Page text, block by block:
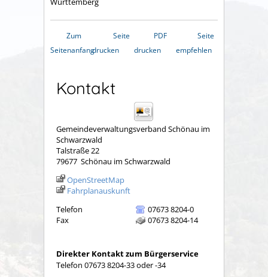
Zum
Seitenanfang
Seite
drucken
PDF
drucken
Seite
empfehlen
Kontakt
Gemeindeverwaltungsverband Schönau im
Schwarzwald
Talstraße 22
79677 Schönau im Schwarzwald
OpenStreetMap
Fahrplanauskunft
Telefon
07673 8204-0
Fax
07673 8204-14
Direkter Kontakt zum Bürgerservice
Telefon 07673 8204-33 oder -34